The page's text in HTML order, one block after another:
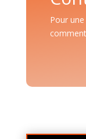
Pour